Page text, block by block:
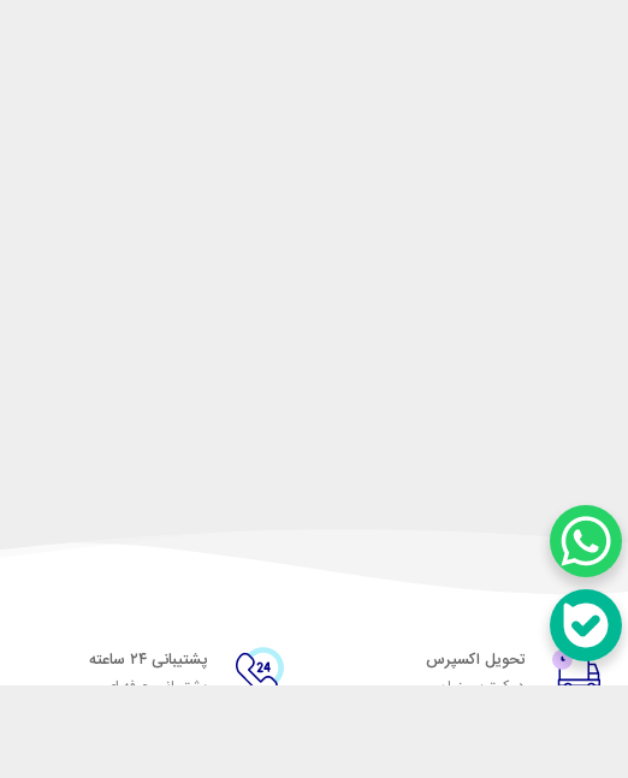
تحویل اکسپرس
در کمترین زمان
پشتیبانی ۲۴ ساعته
پشتیبانی حرفه ای